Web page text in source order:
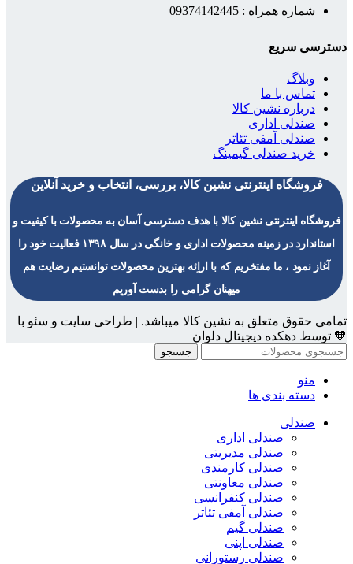
شماره همراه : 09374142445
دسترسی سریع
وبلاگ
تماس با ما
درباره نشین کالا
صندلی اداری
صندلی آمفی تئاتر
خرید صندلی گیمینگ
فروشگاه اینترنتی نشین کالا، بررسی، انتخاب و خرید آنلاین
فروشگاه اینترنتی نشین کالا با هدف دسترسی آسان به محصولات با کیفیت و
استاندارد در زمینه محصولات اداری و خانگی در سال ۱۳۹۸ فعالیت خود را
آغاز نمود ، ما مفتخریم که با اراِئه بهترین محصولات توانستیم رضایت هم
میهنان گرامی را بدست آوریم
تمامی حقوق متعلق به نشین کالا میباشد. | طراحی سایت و سئو با
🧡 توسط دهکده دیجیتال دلوان
جستجو
منو
دسته بندی ها
صندلی
صندلی اداری
صندلی مدیریتی
صندلی کارمندی
صندلی معاونتی
صندلی کنفرانسی
صندلی آمفی تئاتر
صندلی گیم
صندلی اپنی
صندلی رستورانی